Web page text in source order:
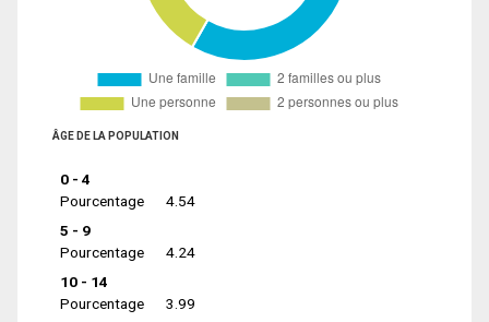
ÂGE DE LA POPULATION
0 - 4
Pourcentage
4.54
5 - 9
Pourcentage
4.24
10 - 14
Pourcentage
3.99